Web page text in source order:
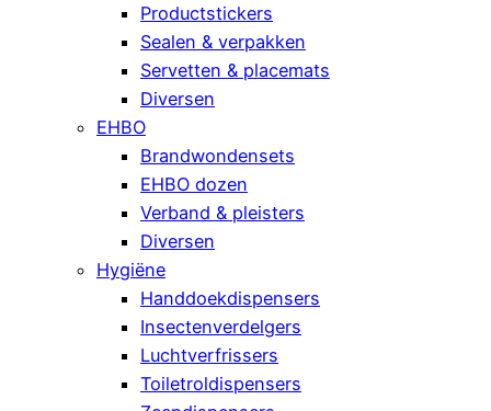
Productstickers
Sealen & verpakken
Servetten & placemats
Diversen
EHBO
Brandwondensets
EHBO dozen
Verband & pleisters
Diversen
Hygiëne
Handdoekdispensers
Insectenverdelgers
Luchtverfrissers
Toiletroldispensers